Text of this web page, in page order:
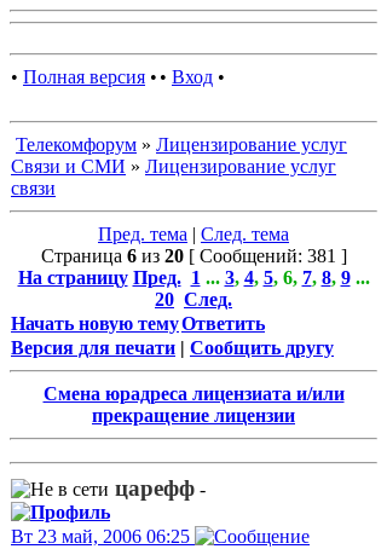
• Полная версия • • Вход •
Телекомфорум » Лицензирование услуг
Связи и СМИ » Лицензирование услуг
связи
Пред. тема | След. тема
Страница 6из 20[ Сообщений: 381 ]
На страницу Пред. 1 ... 3, 4, 5, 6, 7, 8, 9...
20 След.
Начать новую темуОтветить
Версия для печати | Сообщить другу
Смена юрадреса лицензиата и/или
прекращение лицензии
царефф -
Вт 23 май, 2006 06:25